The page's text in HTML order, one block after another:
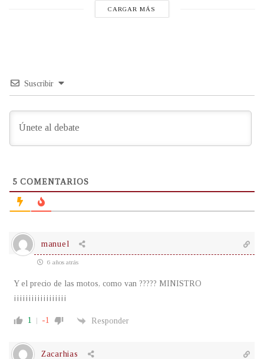
CARGAR MÁS
Suscribir
5 COMENTARIOS
manuel
6 años atrás
Y el precio de las motos, como van ????? MINISTRO
¡¡¡¡¡¡¡¡¡¡¡¡¡¡¡¡¡¡
1 -1 Responder
Zacarhias